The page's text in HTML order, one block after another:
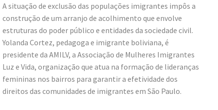
A situação de exclusão das populações imigrantes impôs a
construção de um arranjo de acolhimento que envolve
estruturas do poder público e entidades da sociedade civil.
Yolanda Cortez, pedagoga e imigrante boliviana, é
presidente da AMILV, a Associação de Mulheres Imigrantes
Luz e Vida, organização que atua na formação de lideranças
femininas nos bairros para garantir a efetividade dos
direitos das comunidades de imigrantes em São Paulo.